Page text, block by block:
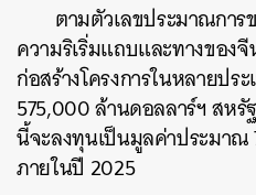
ตามตัวเลขประมาณการ
ความริเริ่มแถบและทางของ
ก่อสร้างโครงการในหลายปร
575,000 ล้านดอลลาร์ฯ สห
นี้จะลงทุนเป็นมูลค่าประมาณ
ภายในปี 2025